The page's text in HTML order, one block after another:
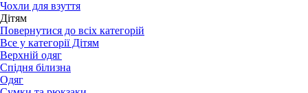
Чохли для взуття
Дітям
Повернутися до всіх категорій
Все у категорії Дітям
Верхній одяг
Спідня білизна
Одяг